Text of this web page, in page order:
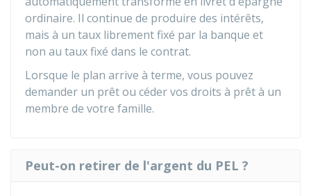
ordinaire. Il continue de produire des intérêts,
mais à un taux librement fixé par la banque et
non au taux fixé dans le contrat.
Lorsque le plan arrive à terme, vous pouvez
demander un prêt ou céder vos droits à prêt à un
membre de votre famille.
Peut-on retirer de l'argent du PEL ?